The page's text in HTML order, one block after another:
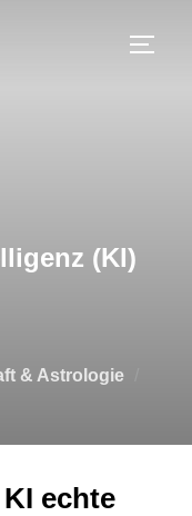
(KI)
& Astrologie
echte